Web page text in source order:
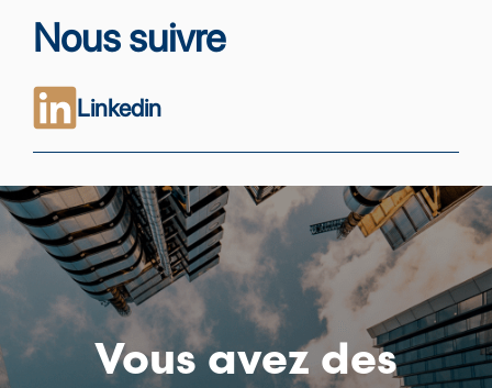
Nous suivre
Linkedin
Vous avez des